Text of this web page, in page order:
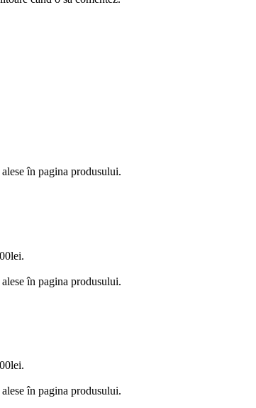
în pagina produsului.
în pagina produsului.
în pagina produsului.